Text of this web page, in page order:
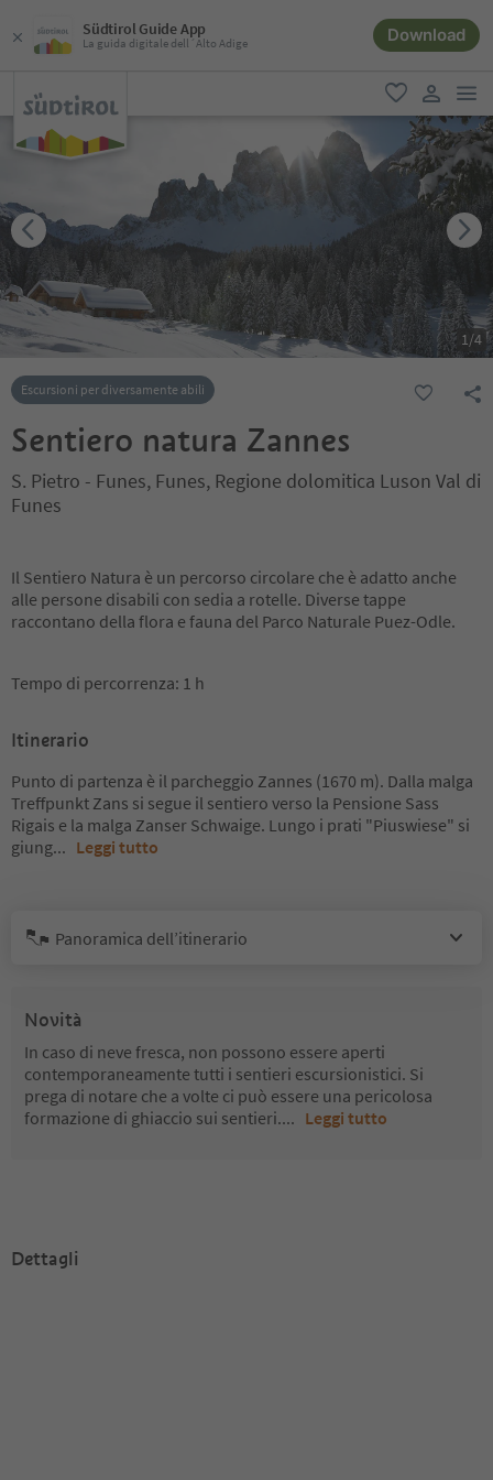
Südtirol Guide App
La guida digitale dell´Alto Adige Download
favoriti
user link
1/4
Escursioni per diversamente abili
Sentiero natura Zannes
S. Pietro - Funes, Funes, Regione dolomitica Luson Val di
Funes
Il Sentiero Natura è un percorso circolare che è adatto anche
alle persone disabili con sedia a rotelle. Diverse tappe
raccontano della flora e fauna del Parco Naturale Puez-Odle.
Tempo di percorrenza: 1 h
Itinerario
Punto di partenza è il parcheggio Zannes (1670 m). Dalla malga
Treffpunkt Zans si segue il sentiero verso la Pensione Sass
Rigais e la malga Zanser Schwaige. Lungo i prati "Piuswiese" si
giung... Leggi tutto
Panoramica dell’itinerario
Novità
In caso di neve fresca, non possono essere aperti
contemporaneamente tutti i sentieri escursionistici. Si
prega di notare che a volte ci può essere una pericolosa
formazione di ghiaccio sui sentieri.... Leggi tutto
Dettagli